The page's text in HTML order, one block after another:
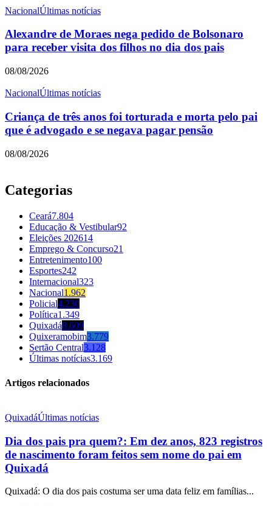
NacionalÚltimas notícias
Alexandre de Moraes nega pedido de Bolsonaro
para receber visita dos filhos no dia dos pais
08/08/2026
NacionalÚltimas notícias
Criança de três anos foi torturada e morta pelo pai
que é advogado e se negava pagar pensão
08/08/2026
Categorias
Ceará7.804
Educação & Vestibular92
Eleições 202614
Emprego & Concurso21
Entretenimento100
Esportes242
Internacional323
Nacional1.962
Policial4.230
Política1.349
Quixadá8.609
Quixeramobim3.779
Sertão Central3.128
Últimas notícias3.169
Artigos relacionados
QuixadáÚltimas notícias
Dia dos pais pra quem?: Em dez anos, 823 registros
de nascimento foram feitos sem nome do pai em
Quixadá
Quixadá: O dia dos pais costuma ser uma data feliz em famílias...